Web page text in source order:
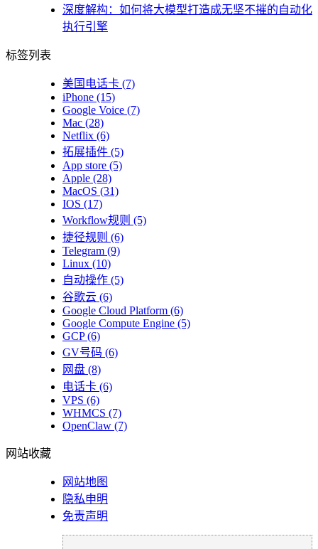
深度解构：如何将大模型打造成无坚不摧的自动化
执行引擎
标签列表
美国电话卡 (7)
iPhone (15)
Google Voice (7)
Mac (28)
Netflix (6)
拓展插件 (5)
App store (5)
Apple (28)
MacOS (31)
IOS (17)
Workflow规则 (5)
捷径规则 (6)
Telegram (9)
Linux (10)
自动操作 (5)
谷歌云 (6)
Google Cloud Platform (6)
Google Compute Engine (5)
GCP(6)
GV号码 (6)
网盘 (8)
电话卡 (6)
VPS (6)
WHMCS (7)
OpenClaw (7)
网站收藏
网站地图
隐私申明
免责声明